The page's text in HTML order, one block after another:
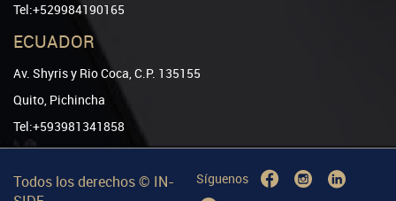
Tel:+529984190165
ECUADOR
Av. Shyris y Rio Coca, C.P. 135155
Quito, Pichincha
Tel:+593981341858
Todos los derechos © IN-
Síguenos